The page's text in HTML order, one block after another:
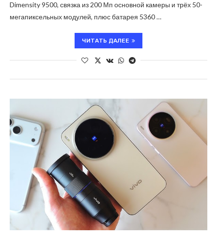
Dimensity 9500, связка из 200 Мп основной камеры и трёх 50-
мегапиксельных модулей, плюс батарея 5360 …
ЧИТАТЬ ДАЛЕЕ